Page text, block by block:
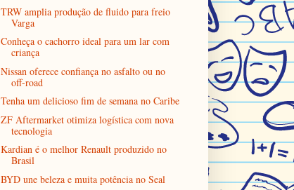
TRW amplia produção de fluido para freio
Varga
Conheça o cachorro ideal para um lar com
criança
Nissan oferece confiança no asfalto ou no
off-road
Tenha um delicioso fim de semana no Caribe
ZF Aftermarket otimiza logística com nova
tecnologia
Kardian é o melhor Renault produzido no
Brasil
BYD une beleza e muita potência no Seal